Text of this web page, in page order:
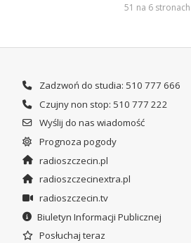
51 na 6 stronach
Zadzwoń do studia: 510 777 666
Czujny non stop: 510 777 222
Wyślij do nas wiadomość
Prognoza pogody
radioszczecin.pl
radioszczecinextra.pl
radioszczecin.tv
Biuletyn Informacji Publicznej
Posłuchaj teraz